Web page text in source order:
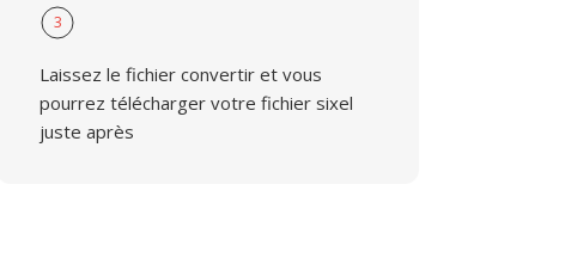
3
Laissez le fichier convertir et vous
pourrez télécharger votre fichier sixel
juste après